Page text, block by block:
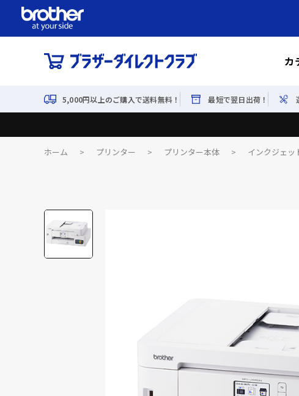
カ
5,000円以上のご購入で送料無料！ 最短で翌日出荷！
ホーム > プリンター > プリンター本体 > インクジェッ